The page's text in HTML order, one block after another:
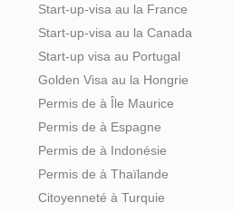
Start-up-visa au la France
Start-up-visa au la Canada
Start-up visa au Portugal
Golden Visa au la Hongrie
Permis de à Île Maurice
Permis de à Espagne
Permis de à Indonésie
Permis de à Thaïlande
Citoyenneté à Turquie